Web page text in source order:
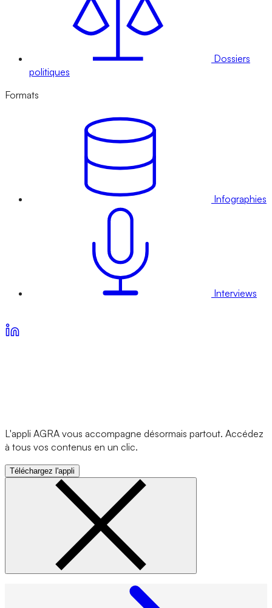
Dossiers
politiques
Formats
Infographies
Interviews
L'appli AGRA vous accompagne désormais partout. Accédez
à tous vos contenus en un clic.
Téléchargez l'appli